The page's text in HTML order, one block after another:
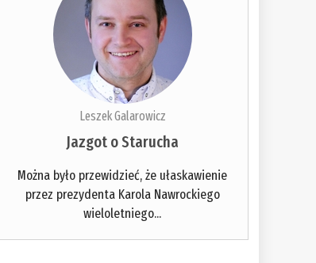
Leszek Galarowicz
Jazgot o Starucha
Można było przewidzieć, że ułaskawienie
przez prezydenta Karola Nawrockiego
wieloletniego...